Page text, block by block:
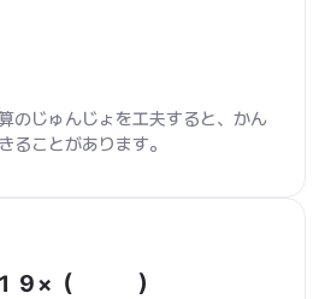
のじゅんじょを工夫すると、かん
ることがあります。
９×（　　　）